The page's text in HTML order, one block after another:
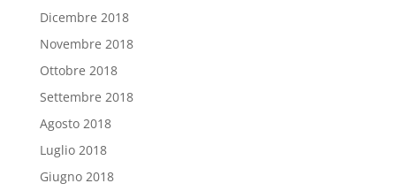
Dicembre 2018
Novembre 2018
Ottobre 2018
Settembre 2018
Agosto 2018
Luglio 2018
Giugno 2018